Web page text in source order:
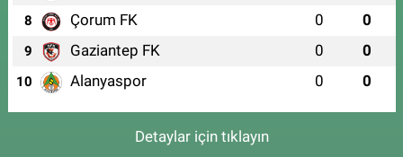
8 Çorum FK 0 0
9 Gaziantep FK 0 0
10 Alanyaspor 0 0
Detaylar için tıklayın